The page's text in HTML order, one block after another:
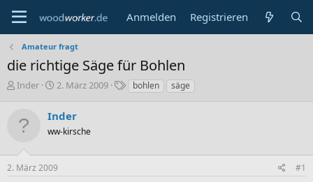
Anmelden Registrieren
Amateur fragt
die richtige Säge für Bohlen
E
t
l
e
Inder
E
t
e
l
t
2. März 2009
S
w
bohlen säge
Inder
ww-kirsche
2. März 2009 #1